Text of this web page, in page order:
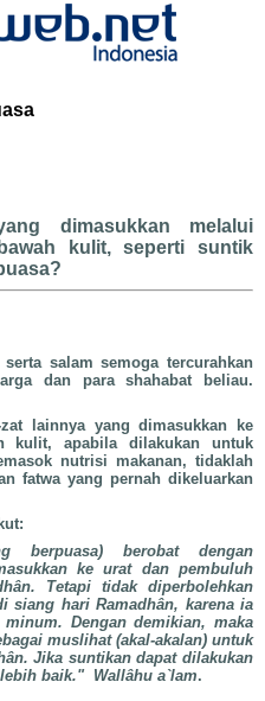
dimasukkan melalui
kulit, seperti suntik
salam semoga tercurahkan
dan para shahabat beliau.
lainnya yang dimasukkan ke
kulit, apabila dilakukan untuk
nutrisi makanan, tidaklah
fatwa yang pernah dikeluarkan
berpuasa) berobat dengan
ke urat dan pembuluh
Tetapi tidak diperbolehkan
siang hari Ramadhân, karena ia
Dengan demikian, maka
muslihat (akal-akalan) untuk
Jika suntikan dapat dilakukan
baik." Wallâhu a`lam.